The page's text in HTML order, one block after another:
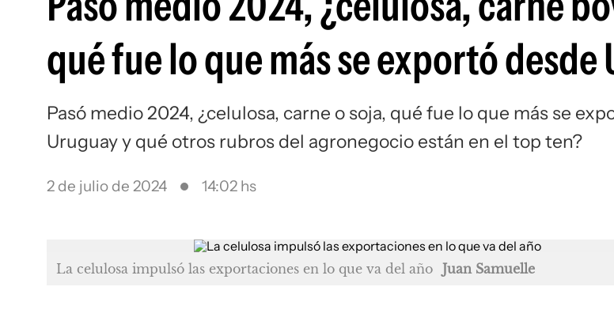
qué fue lo que más se exportó desde
Pasó medio 2024, ¿celulosa, carne o soja, qué fue lo que más se
Uruguay y qué otros rubros del agronegocio están en el top ten?
2 de julio de 2024 14:02 hs
La celulosa impulsó las exportaciones en lo que va del año Juan Samuelle